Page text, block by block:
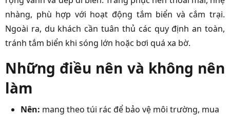
nhàng, phù hợp với hoạt động tắm biển và cắm trại.
Ngoài ra, du khách cần tuân thủ các quy định an toàn,
tránh tắm biển khi sóng lớn hoặc bơi quá xa bờ.
Những điều nên và không nên
làm
Nên: mang theo túi rác để bảo vệ môi trường, mua